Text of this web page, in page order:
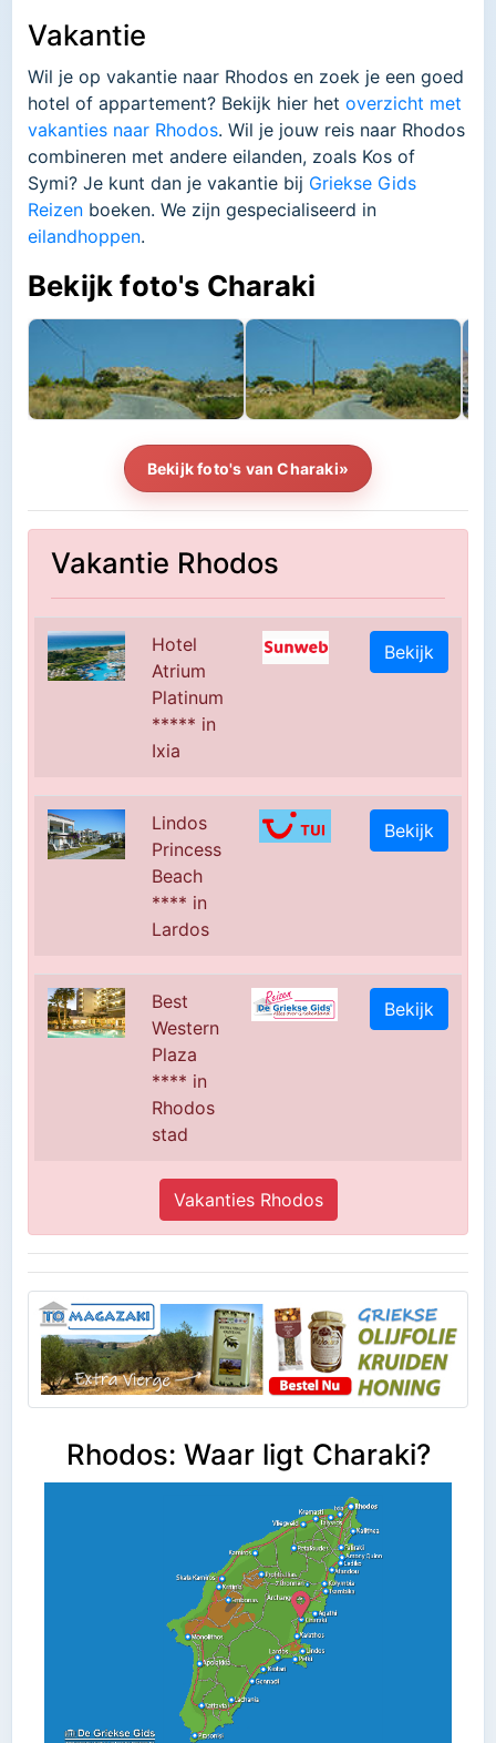
Vakantie
Wil je op vakantie naar Rhodos en zoek je een goed
hotel of appartement? Bekijk hier het overzicht met
vakanties naar Rhodos. Wil je jouw reis naar Rhodos
combineren met andere eilanden, zoals Kos of
Symi? Je kunt dan je vakantie bij Griekse Gids
Reizen boeken. We zijn gespecialiseerd in
eilandhoppen.
Bekijk foto's Charaki
Bekijk foto's van Charaki»
Vakantie Rhodos
Hotel
Atrium
Platinum
***** in
Ixia
Bekijk
Lindos
Princess
Beach
**** in
Lardos
Bekijk
Best
Western
Plaza
**** in
Rhodos
stad
Bekijk
Vakanties Rhodos
Rhodos: Waar ligt Charaki?